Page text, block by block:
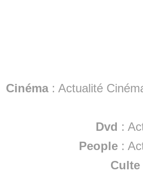
Cinéma: Actualité
Dvd :
People :
Culte